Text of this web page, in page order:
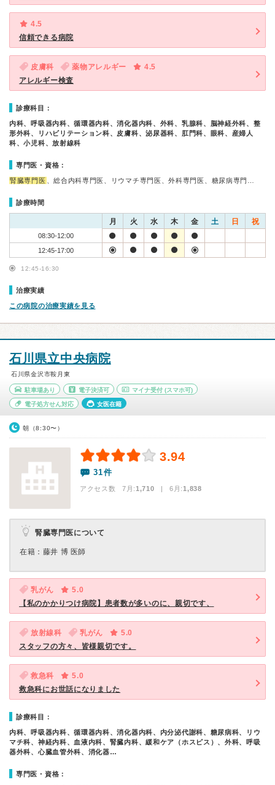
4.5
信頼できる病院
皮膚科 薬物アレルギー
4.5
アレルギー検査
診療科目：
内科、呼吸器内科、循環器内科、消化器内科、外科、乳腺科、脳神経外科、整
形外科、リハビリテーション科、皮膚科、泌尿器科、肛門科、眼科、産婦人
科、小児科、放射線科
専門医・資格：
腎臓専門医 、総合内科専門医、リウマチ専門医、外科専門医、糖尿病専門…
診療時間
月 火 水 木 金 土 日 祝
08:30-12:00
12:45-17:00
12:45-16:30
治療実績
この病院の治療実績を見る
石川県立中央病院
石川県金沢市鞍月東
駐車場あり 電子決済可 マイナ受付 (スマホ可)
電子処方せん対応 女医在籍
朝（8:30〜）
3.94
31件
アクセス数 7月:1,710 | 6月:1,838
腎臓専門医について
在籍：藤井 博 医師
乳がん
5.0
【私のかかりつけ病院】患者数が多いのに、親切です、
放射線科 乳がん
5.0
スタッフの方々、皆様親切です。
救急科
5.0
救急科にお世話になりました
診療科目：
内科、呼吸器内科、循環器内科、消化器内科、内分泌代謝科、糖尿病科、リウ
マチ科、神経内科、血液内科、腎臓内科、緩和ケア（ホスピス）、外科、呼吸
器外科、心臓血管外科、消化器…
専門医・資格：